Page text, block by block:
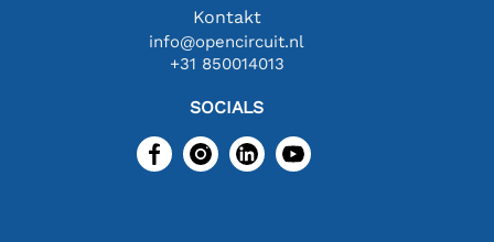
Kontakt
info@opencircuit.nl
+31 850014013
SOCIALS